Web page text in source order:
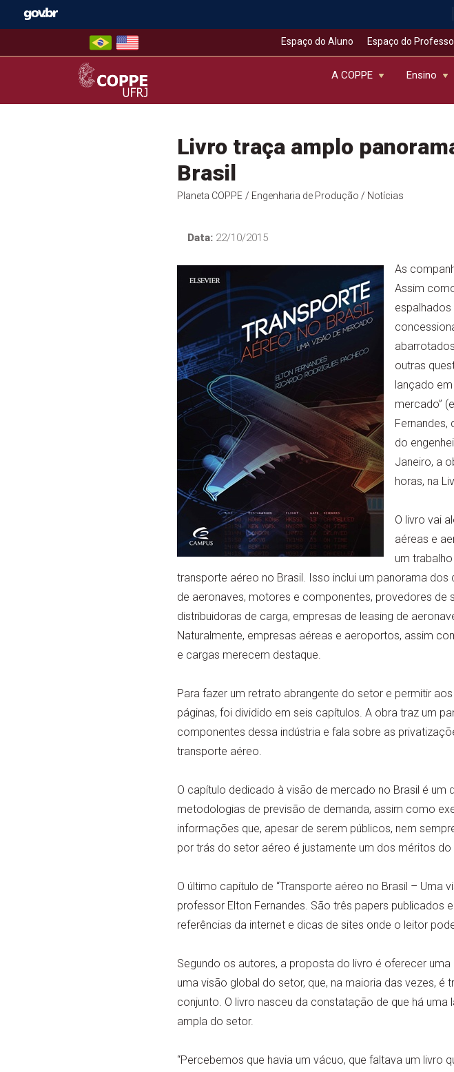
Espaço do Aluno Espaço do
COPPE – UFRJ
A COPPE Ensino
Livro traça amplo
Brasil
Planeta COPPE / Engenharia de Produção / Notícias
Data:22/10/2015
As
Assim
outras
lançado
mercado”
Fernandes,
do
Janeiro, a
horas, na
O livro vai
aéreas e
um
transporte aéreo no Brasil. Isso inclui um panorama
de aeronaves, motores e componentes, provedores
distribuidoras de carga, empresas de leasing de
Naturalmente, empresas aéreas e aeroportos, assim
e cargas merecem destaque.
Para fazer um retrato abrangente do setor e permitir
páginas, foi dividido em seis capítulos. A obra traz um
componentes dessa indústria e fala sobre as
transporte aéreo.
O capítulo dedicado à visão de mercado no Brasil é
metodologias de previsão de demanda, assim como
informações que, apesar de serem públicos, nem
por trás do setor aéreo é justamente um dos méritos do
O último capítulo de “Transporte aéreo no Brasil – Uma
professor Elton Fernandes. São três papers publicados
referências da internet e dicas de sites onde o leitor
Segundo os autores, a proposta do livro é oferecer
uma visão global do setor, que, na maioria das vezes,
conjunto. O livro nasceu da constatação de que há
ampla do setor.
“Percebemos que havia um vácuo, que faltava um livro